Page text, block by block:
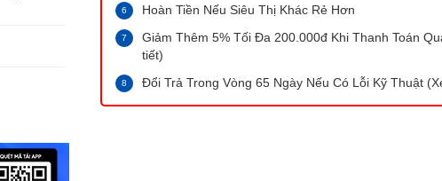
Hoàn Tiền Nếu Siêu Thị Khác Rẻ Hơn
Giảm Thêm 5% Tối Đa 200.000đ Khi Thanh Toán
tiết)
Đổi Trả Trong Vòng 65 Ngày Nếu Có Lỗi Kỹ Thuật